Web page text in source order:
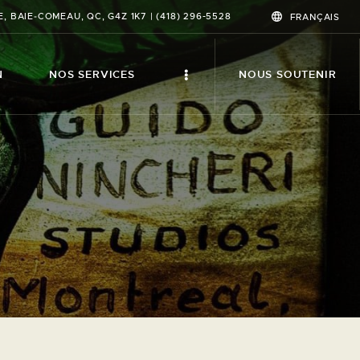
BAIE‑COMEAU, QC, G4Z 1K7 | (418) 296-5528 FRANÇAIS
NOS SERVICES NOUS SOUTENIR